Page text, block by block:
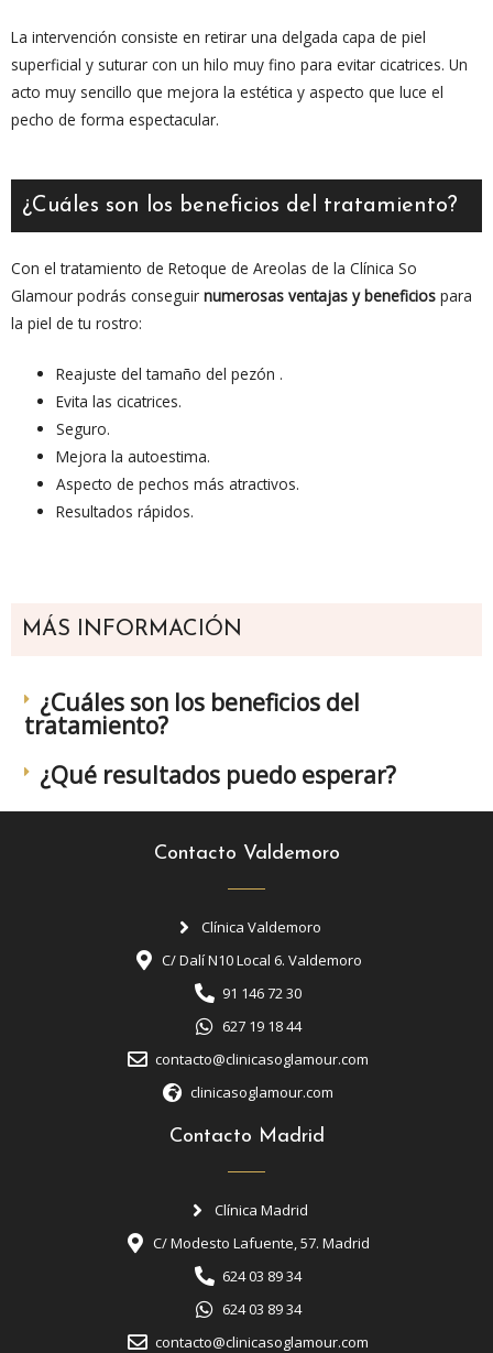
La intervención consiste en retirar una delgada capa de piel
superficial y suturar con un hilo muy fino para evitar cicatrices. Un
acto muy sencillo que mejora la estética y aspecto que luce el
pecho de forma espectacular.
¿Cuáles son los beneficios del tratamiento?
Con el tratamiento de Retoque de Areolas de la Clínica So
Glamour podrás conseguir numerosas ventajas y beneficios para
la piel de tu rostro:
Reajuste del tamaño del pezón .
Evita las cicatrices.
Seguro.
Mejora la autoestima.
Aspecto de pechos más atractivos.
Resultados rápidos.
MÁS INFORMACIÓN
¿Cuáles son los beneficios del
tratamiento?
¿Qué resultados puedo esperar?
Contacto Valdemoro
Clínica Valdemoro
C/ Dalí N10 Local 6. Valdemoro
91 146 72 30
627 19 18 44
contacto@clinicasoglamour.com
clinicasoglamour.com
Contacto Madrid
Clínica Madrid
C/ Modesto Lafuente, 57. Madrid
624 03 89 34
624 03 89 34
contacto@clinicasoglamour.com